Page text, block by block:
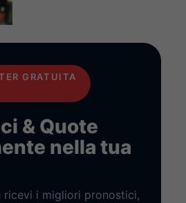
GRATUITA
& Quote
nella tua
ricevi i migliori pronostici,